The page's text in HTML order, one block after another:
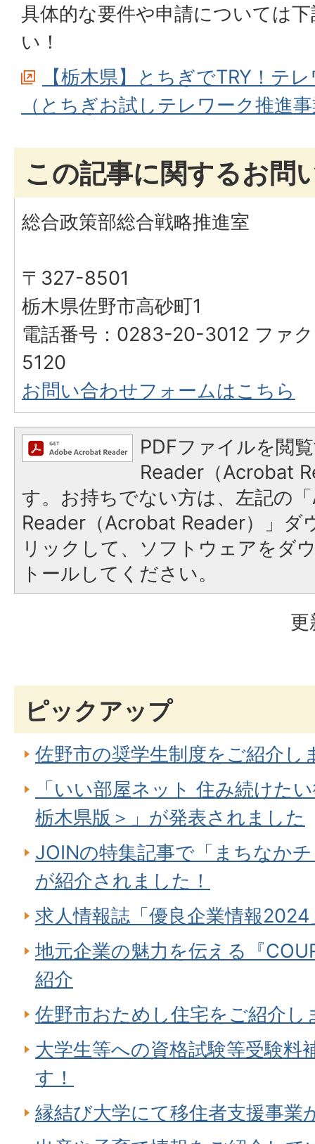
具体的な要件や申請については
い！
【栃木県】とちぎでTRY！テ
（とちぎお試しテレワーク推進
この記事に関するお問
総合政策部総合戦略推進室
〒327-8501
栃木県佐野市高砂町1
電話番号：0283-20-3012 ファ
5120
お問い合わせフォームはこちら
PDFファイルを閲
Reader（Acrobat
す。お持ちでない方は、左記の
Reader（Acrobat Reader）」ダ
リックして、ソフトウェアをダ
トールしてください。
更
ピックアップ
佐野市の奨学生制度をご紹介し
「いい部屋ネット 住み続けた
栃木県版＞」が発表されました
JOINの特集記事で「まちなか
が紹介されました！
求人情報誌「優良企業情報
地元企業の魅力を伝える『
紹介
佐野市おためし住宅をご紹介し
大学生等への資格試験等受験料
す！
縁結び大学にて移住者支援事業